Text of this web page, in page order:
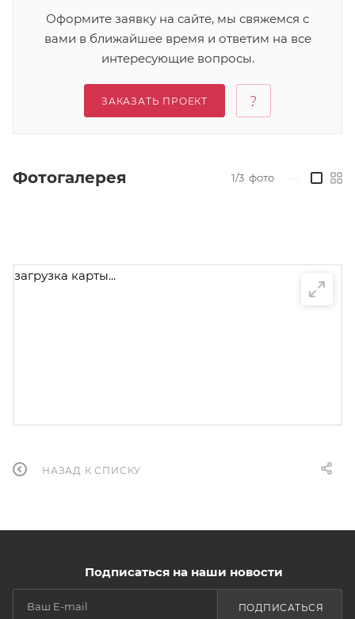
Оформите заявку на сайте, мы свяжемся с
вами в ближайшее время и ответим на все
интересующие вопросы.
ЗАКАЗАТЬ ПРОЕКТ
Фотогалерея 1/3 фото
загрузка карты...
НАЗАД К СПИСКУ
Подписаться на наши новости
ПОДПИСАТЬСЯ